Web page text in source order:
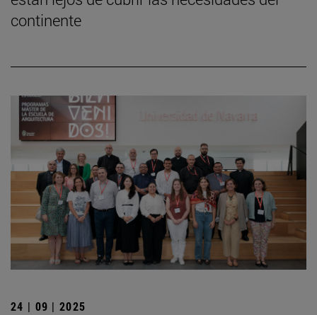
continente
24 | 09 | 2025